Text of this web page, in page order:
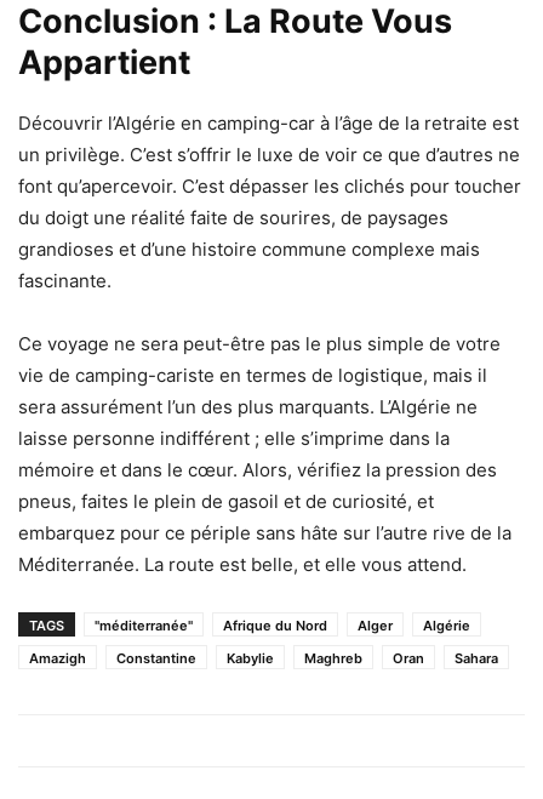
Conclusion : La Route Vous
Appartient
Découvrir l’Algérie en camping-car à l’âge de la retraite est
un privilège. C’est s’offrir le luxe de voir ce que d’autres ne
font qu’apercevoir. C’est dépasser les clichés pour toucher
du doigt une réalité faite de sourires, de paysages
grandioses et d’une histoire commune complexe mais
fascinante.
Ce voyage ne sera peut-être pas le plus simple de votre
vie de camping-cariste en termes de logistique, mais il
sera assurément l’un des plus marquants. L’Algérie ne
laisse personne indifférent ; elle s’imprime dans la
mémoire et dans le cœur. Alors, vérifiez la pression des
pneus, faites le plein de gasoil et de curiosité, et
embarquez pour ce périple sans hâte sur l’autre rive de la
Méditerranée. La route est belle, et elle vous attend.
TAGS "méditerranée" Afrique du Nord Alger
Algérie
Amazigh
Constantine Kabylie Maghreb Oran Sahara